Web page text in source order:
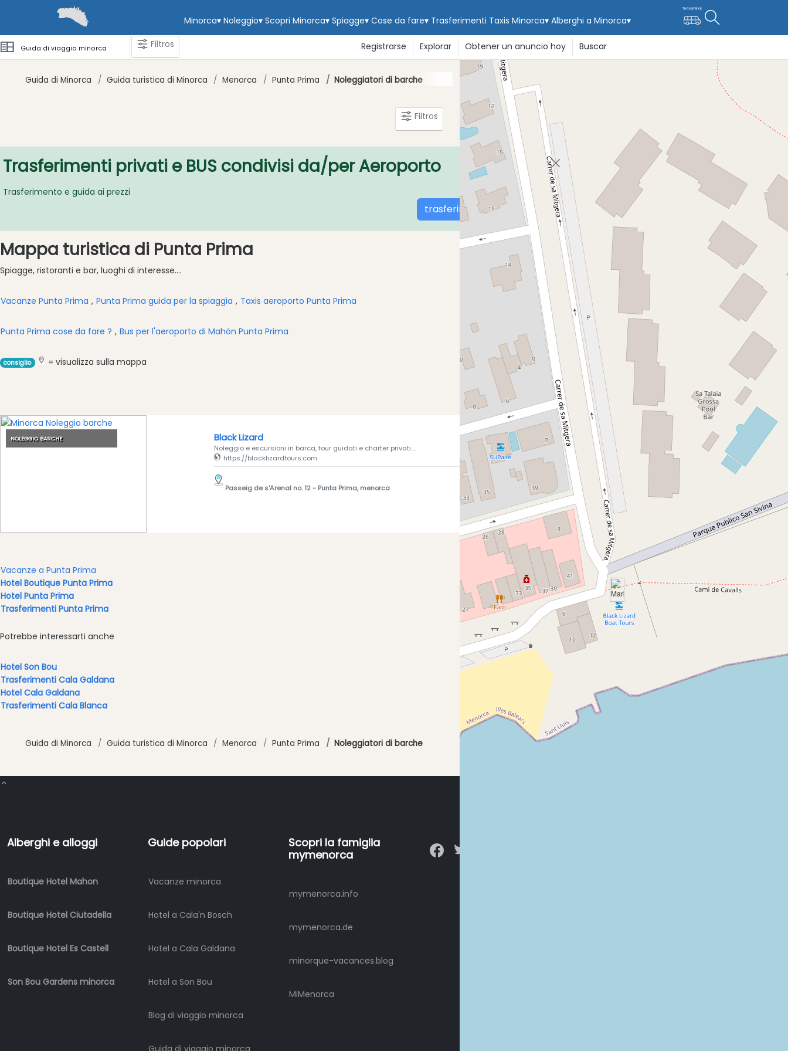
Minorca▾ Noleggio▾ Scopri Minorca▾ Spiagge▾ Cose da fare▾ Trasferimenti Taxis Minorca▾ Alberghi a Minorca▾
Guida di viaggio minorca Filtros Registrarse Explorar Obtener un anuncio hoy Buscar
Categorie
Società
di
attività
Tour
Parchi
acquatici
Ristorante
bevande
per
bambini
Live
Bar
Shopping
Trasferimento
Trasporti
di
Standup
Paddle
hire
Noleggio
Noleggio
noleggio
di
Servizi
mobilità
Venue
Shows
Guida di Minorca Guida turistica di Minorca Menorca Punta Prima Noleggiatori di barche
Filtros
Trasferimenti privati ​​e BUS condivisi da/per Aeroporto
Trasferimento e guida ai prezzi
trasferimenti a Minorca
Mappa turistica di Punta Prima
Spiagge, ristoranti e bar, luoghi di interesse....
Vacanze Punta Prima , Punta Prima guida per la spiaggia , Taxis aeroporto Punta Prima
Punta Prima cose da fare ? , Bus per l'aeroporto di Mahón Punta Prima
consiglio = visualizza sulla mappa
NOLEGGIO BARCHE Black Lizard
Noleggio e escursioni in barca, tour guidati e charter privati....
https://blacklizardtours.com
Passeig de s'Arenal no. 12- Punta Prima, menorca
Vacanze a Punta Prima
Hotel Boutique Punta Prima
Hotel Punta Prima
Trasferimenti Punta Prima
Potrebbe interessarti anche
Hotel Son Bou
Trasferimenti Cala Galdana
Hotel Cala Galdana
Trasferimenti Cala Blanca
Guida di Minorca Guida turistica di Minorca Menorca Punta Prima Noleggiatori di barche
Alberghi e alloggi
Boutique Hotel Mahon
Boutique Hotel Ciutadella
Boutique Hotel Es Castell
Son Bou Gardens minorca
Guide popolari
Vacanze minorca
Hotel a Cala'n Bosch
Hotel a Cala Galdana
Hotel a Son Bou
Blog di viaggio minorca
Scopri la famiglia
mymenorca
mymenorca.info
mymenorca.de
minorque-vacances.blog
MiMenorca
+